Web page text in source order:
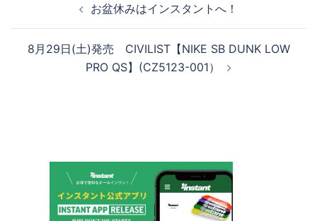
お盆休みはインスタントへ！
8月29日(土)発売 CIVILIST【NIKE SB DUNK LOW
PRO QS】(CZ5123-001）